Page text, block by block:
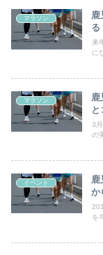
マラソン
鹿
る
来
に
マラソン
と
3
の
イベント
か
を